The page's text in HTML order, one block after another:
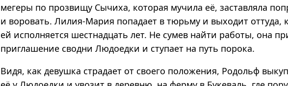
мегеры по прозвищу Сычиха, которая мучила её, заставляла
и воровать. Лилия-Мария попадает в тюрьму и выходит оттуда,
ей исполняется шестнадцать лет. Не сумев найти работы, она
приглашение сводни Людоедки и ступает на путь порока.
Видя, как девушка страдает от своего положения, Родольф